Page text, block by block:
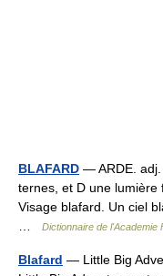
BLAFARD — ARDE. adj.
ternes, et D une lumière
Visage blafard. Un ciel
Dictionnaire de l'Academie
Blafard — Little Big